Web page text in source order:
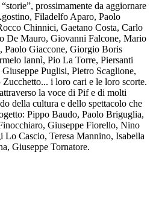
prossimamente da aggiornare
Filadelfo Aparo, Paolo
Chinnici, Gaetano Costa, Carlo
De Mauro, Giovanni Falcone, Mario
Paolo Giaccone, Giorgio Boris
Iannì, Pio La Torre, Piersanti
Puglisi, Pietro Scaglione,
Zucchetto... i loro cari e le loro scorte.
la voce di Pif e di molti
della cultura e dello spettacolo che
Pippo Baudo, Paolo Briguglia,
Giuseppe Fiorello, Nino
Cascio, Teresa Mannino, Isabella
Giuseppe Tornatore.